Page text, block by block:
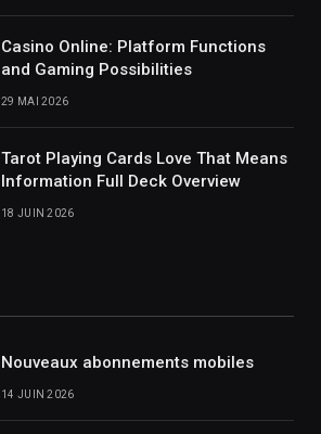
Casino Online: Platform Functions
and Gaming Possibilities
29 MAI 2026
Tarot Playing Cards Love That Means
Information Full Deck Overview
18 JUIN 2026
Nouveaux abonnements mobiles
14 JUIN 2026